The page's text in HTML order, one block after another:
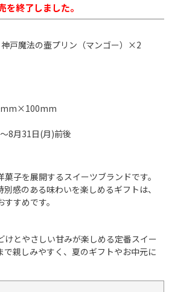
を終了しました。
戸魔法の壷プリン（マンゴー）×2
8月31日(月)前後
子を展開するスイーツブランドです。
感のある味わいを楽しめるギフトは、
すめです。
けとやさしい甘みが楽しめる定番スイー
で親しみやすく、夏のギフトやお中元に